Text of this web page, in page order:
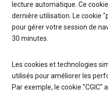
lecture automatique. Ce
dernière utilisation. Le cookie
pour gérer votre session de
30 minutes.
Les cookies et technologies
utilisés pour améliorer les
Par exemple, le cookie "CGIC"